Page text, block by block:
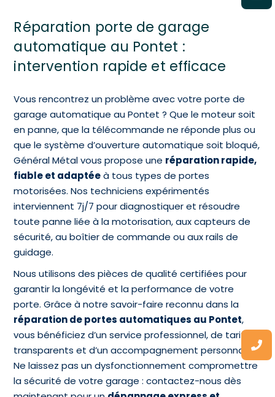
Réparation porte de garage
automatique au Pontet :
intervention rapide et efficace
Vous rencontrez un problème avec votre porte de
garage automatique au Pontet ? Que le moteur soit
en panne, que la télécommande ne réponde plus ou
que le système d’ouverture automatique soit bloqué,
Général Métal vous propose une réparation rapide,
fiable et adaptéeà tous types de portes
motorisées. Nos techniciens expérimentés
interviennent 7j/7 pour diagnostiquer et résoudre
toute panne liée à la motorisation, aux capteurs de
sécurité, au boîtier de commande ou aux rails de
guidage.
Nous utilisons des pièces de qualité certifiées pour
garantir la longévité et la performance de votre
porte. Grâce à notre savoir-faire reconnu dans la
réparation de portes automatiques au Pontet,
vous bénéficiez d’un service professionnel, de tarifs
transparents et d’un accompagnement personnalisé.
Ne laissez pas un dysfonctionnement compromettre
la sécurité de votre garage : contactez-nous dès